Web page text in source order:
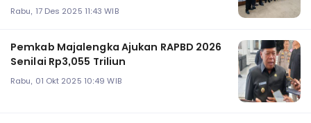
Rabu, 17 Des 2025 11:43 WIB
Pemkab Majalengka Ajukan RAPBD 2026
Senilai Rp3,055 Triliun
Rabu, 01 Okt 2025 10:49 WIB